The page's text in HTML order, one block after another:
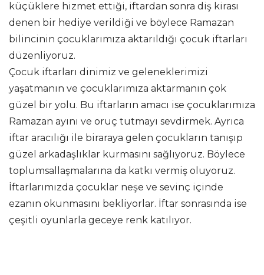
küçüklere hizmet ettiği, iftardan sonra diş kirası
denen bir hediye verildiği ve böylece Ramazan
bilincinin çocuklarımıza aktarıldığı çocuk iftarları
düzenliyoruz.
Çocuk iftarları dinimiz ve geleneklerimizi
yaşatmanın ve çocuklarımıza aktarmanın çok
güzel bir yolu. Bu iftarların amacı ise çocuklarımıza
Ramazan ayını ve oruç tutmayı sevdirmek. Ayrıca
iftar aracılığı ile biraraya gelen çocukların tanışıp
güzel arkadaşlıklar kurmasını sağlıyoruz. Böylece
toplumsallaşmalarına da katkı vermiş oluyoruz.
İftarlarımızda çocuklar neşe ve sevinç içinde
ezanın okunmasını bekliyorlar. İftar sonrasında ise
çeşitli oyunlarla geceye renk katılıyor.